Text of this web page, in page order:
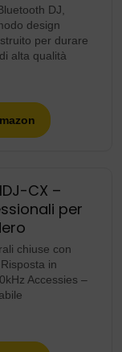
DJ,
design
per durare
alta qualità
CX –
per
chiuse con
in
Accessies –